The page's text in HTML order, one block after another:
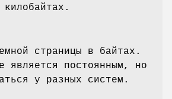
страницы в байтах.
является постоянным, но
у разных систем.